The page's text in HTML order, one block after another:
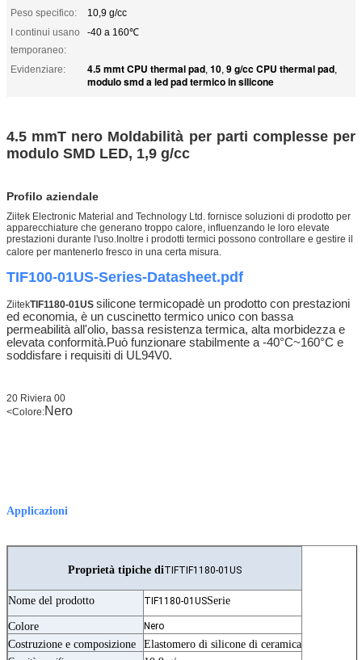
Peso specifico:
10,9 g/cc
I continui usano
temporaneo:
-40 a 160℃
Evidenziare: 4.5 mmt CPU thermal pad, 10, 9 g/cc CPU thermal pad,
modulo smd a led pad termico in silicone
4.5 mmT nero Moldabilità per parti complesse per
modulo SMD LED, 1,9 g/cc
Profilo aziendale
Ziitek Electronic Material and Technology Ltd. fornisce soluzioni di prodotto per
apparecchiature che generano troppo calore, influenzando le loro elevate
prestazioni durante l'uso.Inoltre i prodotti termici possono controllare e gestire il
calore per mantenerlo fresco in una certa misura.
TIF100-01US-Series-Datasheet.pdf
ZiitekTIF1180-01US silicone termicopadè un prodotto con prestazioni
ed economia, è un cuscinetto termico unico con bassa
permeabilità all'olio, bassa resistenza termica, alta morbidezza e
elevata conformità.Può funzionare stabilmente a -40°C~160°C e
soddisfare i requisiti di UL94V0.
20 Riviera 00
<Colore:Nero
Applicazioni
Proprietà tipiche diTIFTIF1180-01US
Nome del prodotto TIF1180-01USSerie
Colore Nero
Costruzione e composizione Elastomero di silicone di ceramica